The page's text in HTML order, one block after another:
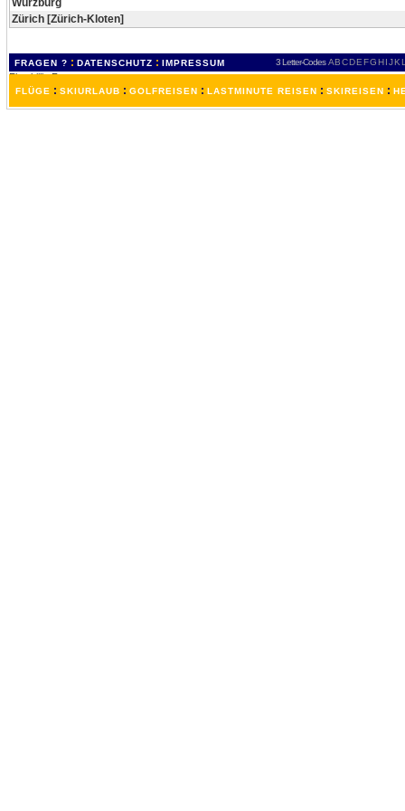
Zürich [Zürich-Kloten]
FRAGEN ? : DATENSCHUTZ : IMPRESSUM 3 Letter-Codes ABCDEFGH IJKL
FLÜGE : SKIURLAUB : GOLFREISEN : LASTMINUTE REISEN : SKIREISEN :